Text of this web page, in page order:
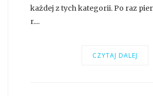
każdej z tych kategorii. Po raz
r....
CZYTAJ DALEJ